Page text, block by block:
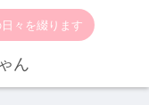
々を綴ります
ん